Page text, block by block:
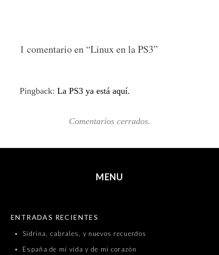
1 comentario en “Linux en la PS3”
Pingback: La PS3 ya está aquí.
Comentarios cerrados.
MENU
ENTRADAS RECIENTES
Sidrina, cabrales, y nuevos recuerdos
España de mi vida y de mi corazón